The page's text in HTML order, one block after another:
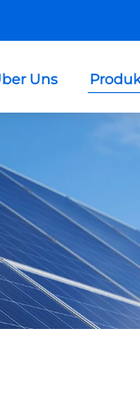
Uns